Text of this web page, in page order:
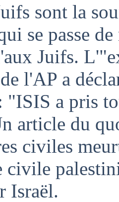
sont la
se passe
Juifs.
l'AP a
"ISIS a pris
article du
civiles
civile
Israël.